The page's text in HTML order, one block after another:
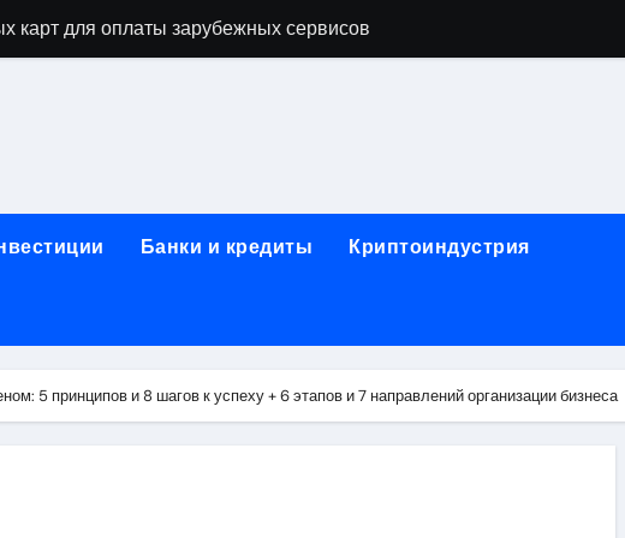
карт для оплаты зарубежных сервисов
документы и риски
ПТС онлайн на карту без визита в офис
качества
1С
Банки и кредиты Криптоиндустрия
5 принципов и 8 шагов к успеху + 6 этапов и 7 направлений организации бизнеса